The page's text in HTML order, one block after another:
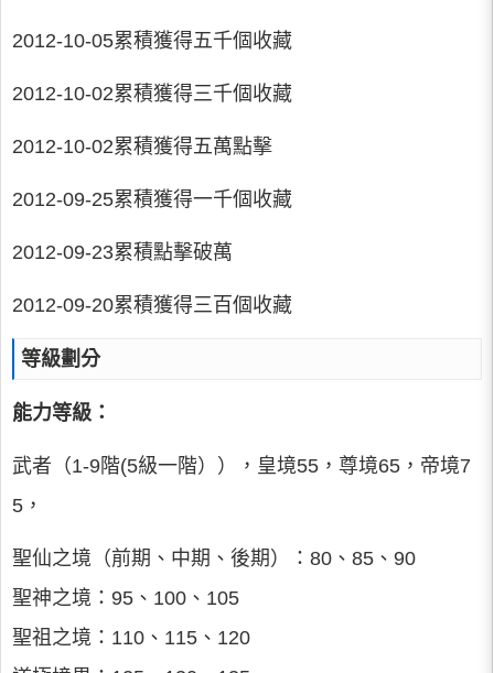
2012-10-05累積獲得五千個收藏
2012-10-02累積獲得三千個收藏
2012-10-02累積獲得五萬點擊
2012-09-25累積獲得一千個收藏
2012-09-23累積點擊破萬
2012-09-20累積獲得三百個收藏
等級劃分
能力等級：
武者（1-9階(5級一階）），皇境55，尊境65，帝境7
5，
聖仙之境（前期、中期、後期）：80、85、90
聖神之境：95、100、105
聖祖之境：110、115、120